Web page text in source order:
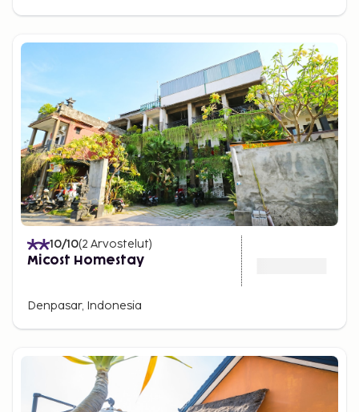
10/10(2 Arvostelut)
Micost Homestay
Denpasar, Indonesia